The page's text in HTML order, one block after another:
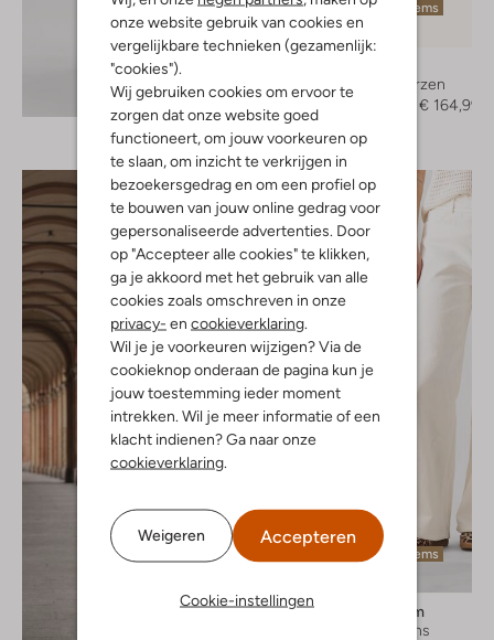
onze website gebruik van cookies en
vergelijkbare technieken (gezamenlijk:
"cookies").
Wij gebruiken cookies om ervoor te
zorgen dat onze website goed
functioneert, om jouw voorkeuren op
te slaan, om inzicht te verkrijgen in
bezoekersgedrag en om een profiel op
te bouwen van jouw online gedrag voor
gepersonaliseerde advertenties. Door
op "Accepteer alle cookies" te klikken,
ga je akkoord met het gebruik van alle
cookies zoals omschreven in onze
privacy- en cookieverklaring
Wil je je voorkeuren wijzigen? Via de
cookieknop onderaan de pagina kun je
jouw toestemming ieder moment
intrekken. Wil je meer informatie of een
klacht indienen? Ga naar onze
cookieverklaring
Weigeren Accepteren
Cookie-instellingen
Ontdek de look
Laatste items
-50%
Hoge laarzen
€ 164,99
Laatste items
Modström
Wide jeans